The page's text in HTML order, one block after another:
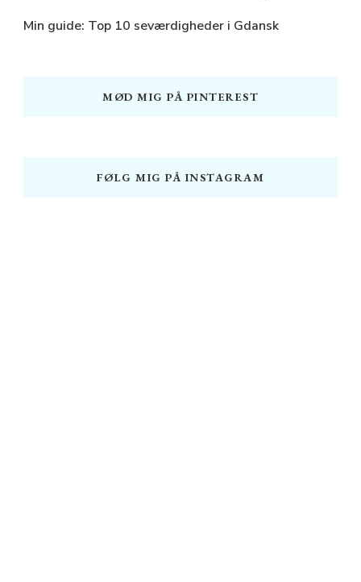
Min guide: Top 10 seværdigheder i Gdansk
MØD MIG PÅ PINTEREST
FØLG MIG PÅ INSTAGRAM